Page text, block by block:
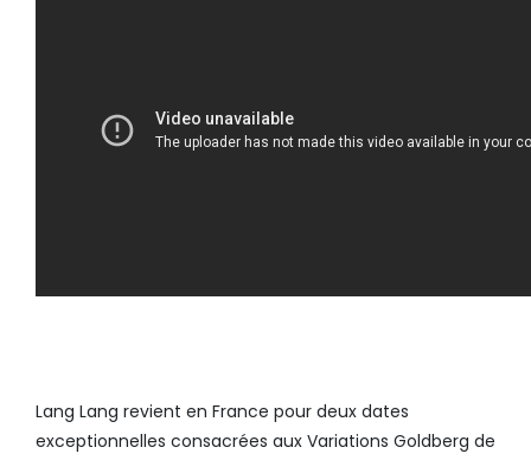
Lang Lang revient en France pour deux dates
exceptionnelles consacrées aux Variations Goldberg de